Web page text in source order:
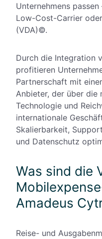
Unternehmens
Low-Cost-Carrier
(VDA)©.
Durch die Integration
profitieren
Partnerschaft mit
Anbieter, der über die
Technologie und
internationale
Skalierbarkeit,
und Datenschutz
Was sind die
Amadeus
Reise- und